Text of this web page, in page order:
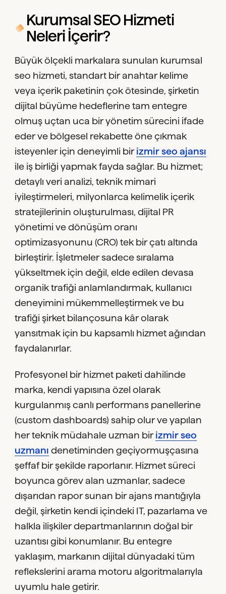
Kurumsal SEO Hizmeti
Neleri İçerir?
Büyük ölçekli markalara sunulan kurumsal
seo hizmeti, standart bir anahtar kelime
veya içerik paketinin çok ötesinde, şirketin
dijital büyüme hedeflerine tam entegre
olmuş uçtan uca bir yönetim sürecini ifade
eder ve bölgesel rekabette öne çıkmak
isteyenler için deneyimli bir izmir seo ajansı
ile iş birliği yapmak fayda sağlar. Bu hizmet;
detaylı veri analizi, teknik mimari
iyileştirmeleri, milyonlarca kelimelik içerik
stratejilerinin oluşturulması, dijital PR
yönetimi ve dönüşüm oranı
optimizasyonunu (CRO) tek bir çatı altında
birleştirir. İşletmeler sadece sıralama
yükseltmek için değil, elde edilen devasa
organik trafiği anlamlandırmak, kullanıcı
deneyimini mükemmelleştirmek ve bu
trafiği şirket bilançosuna kâr olarak
yansıtmak için bu kapsamlı hizmet ağından
faydalanırlar.
Profesyonel bir hizmet paketi dahilinde
marka, kendi yapısına özel olarak
kurgulanmış canlı performans panellerine
(custom dashboards) sahip olur ve yapılan
her teknik müdahale uzman bir izmir seo
uzmanı denetiminden geçiyormuşçasına
şeffaf bir şekilde raporlanır. Hizmet süreci
boyunca görev alan uzmanlar, sadece
dışarıdan rapor sunan bir ajans mantığıyla
değil, şirketin kendi içindeki IT, pazarlama ve
halkla ilişkiler departmanlarının doğal bir
uzantısı gibi konumlanır. Bu entegre
yaklaşım, markanın dijital dünyadaki tüm
reflekslerini arama motoru algoritmalarıyla
uyumlu hale getirir.